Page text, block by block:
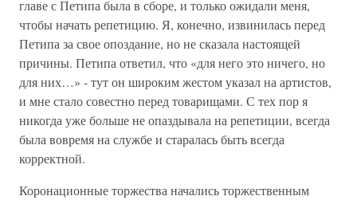
главе с Петипа была в сборе, и только ожидали меня,
чтобы начать репетицию. Я, конечно, извинилась перед
Петипа за свое опоздание, но не сказала настоящей
причины. Петипа ответил, что «для него это ничего, но
для них…» - тут он широким жестом указал на артистов,
и мне стало совестно перед товарищами. С тех пор я
никогда уже больше не опаздывала на репетиции, всегда
была вовремя на службе и старалась быть всегда
корректной.
Коронационные торжества начались торжественным